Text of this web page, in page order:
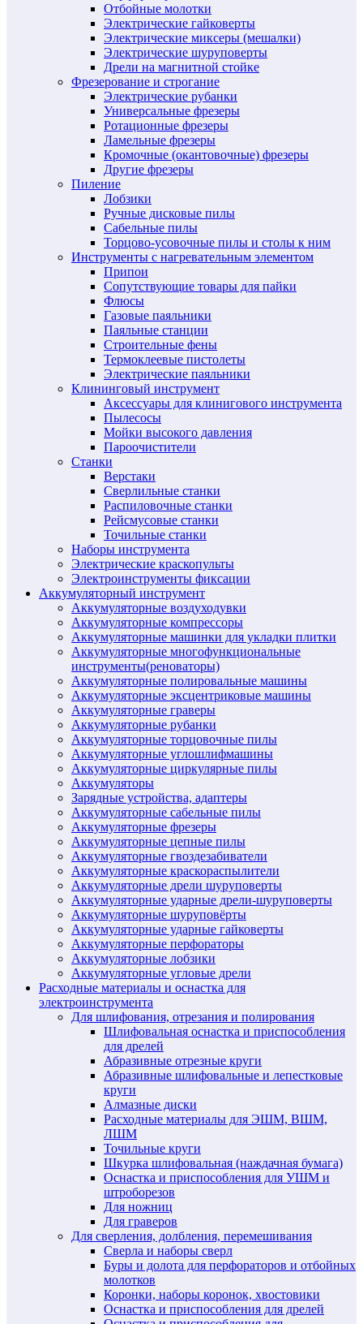
Отбойные молотки
Электрические гайковерты
Электрические миксеры (мешалки)
Электрические шуруповерты
Дрели на магнитной стойке
Фрезерование и строгание
Электрические рубанки
Универсальные фрезеры
Ротационные фрезеры
Ламельные фрезеры
Кромочные (окантовочные) фрезеры
Другие фрезеры
Пиление
Лобзики
Ручные дисковые пилы
Сабельные пилы
Торцово-усовочные пилы и столы к ним
Инструменты с нагревательным элементом
Припои
Сопутствующие товары для пайки
Флюсы
Газовые паяльники
Паяльные станции
Строительные фены
Термоклеевые пистолеты
Электрические паяльники
Клининговый инструмент
Аксессуары для клинигового инструмента
Пылесосы
Мойки высокого давления
Пароочистители
Станки
Верстаки
Сверлильные станки
Распиловочные станки
Рейсмусовые станки
Точильные станки
Наборы инструмента
Электрические краскопульты
Электроинструменты фиксации
Аккумуляторный инструмент
Аккумуляторные воздуходувки
Аккумуляторные компрессоры
Аккумуляторные машинки для укладки плитки
Аккумуляторные многофункциональные
инструменты(реноваторы)
Аккумуляторные полировальные машины
Аккумуляторные эксцентриковые машины
Аккумуляторные граверы
Аккумуляторные рубанки
Аккумуляторные торцовочные пилы
Аккумуляторные углошлифмашины
Аккумуляторные циркулярные пилы
Аккумуляторы
Зарядные устройства, адаптеры
Аккумуляторные сабельные пилы
Аккумуляторные фрезеры
Аккумуляторные цепные пилы
Аккумуляторные гвоздезабиватели
Аккумуляторные краскораспылители
Аккумуляторные дрели шуруповерты
Аккумуляторные ударные дрели-шуруповерты
Аккумуляторные шуруповёрты
Аккумуляторные ударные гайковерты
Аккумуляторные перфораторы
Аккумуляторные лобзики
Аккумуляторные угловые дрели
Расходные материалы и оснастка для
электроинструмента
Для шлифования, отрезания и полирования
Шлифовальная оснастка и приспособления
для дрелей
Абразивные отрезные круги
Абразивные шлифовальные и лепестковые
круги
Алмазные диски
Расходные материалы для ЭШМ, ВШМ,
ЛШМ
Точильные круги
Шкурка шлифовальная (наждачная бумага)
Оснастка и приспособления для УШМ и
штроборезов
Для ножниц
Для граверов
Для сверления, долбления, перемешивания
Сверла и наборы сверл
Буры и долота для перфораторов и отбойных
молотков
Коронки, наборы коронок, хвостовики
Оснастка и приспособления для дрелей